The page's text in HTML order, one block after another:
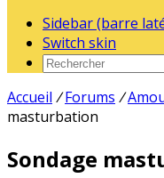
Sidebar (barre
Switch skin
Accueil / Forums /
masturbation
Sondage